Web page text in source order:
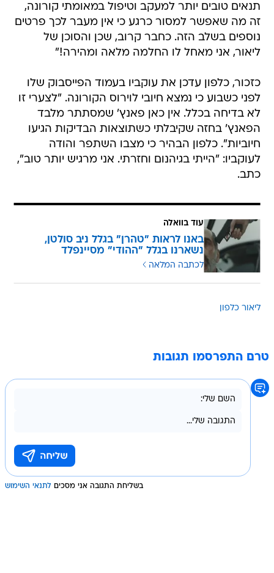
תנאים טובים יותר למעקב וטיפול במאומתי קורונה,
זה מה שאפשר למסור כרגע כי אין מעבר לכך פרטים
נוספים בשלב הזה. כחבר קרוב, שכן והסוכן של
ליאור, אני מאחל לו החלמה מלאה ומהירה!"
כזכור, כלפון עדכן את עוקביו בעמוד הפייסבוק שלו
לפני כשבוע כי נמצא חיובי לוירוס הקורונה. "לצערי זו
לא בדיחה בכלל. אין כאן פאנץ' שמסתתר מלבד
הפאנץ' בחזה שקיבלתי כשתוצאות הבדיקות הגיעו
חיוביות". כלפון הבהיר כי מצבו השתפר והודה
לעוקביו: "הייתי בגיהנום וחזרתי. אני מרגיש יותר טוב",
כתב.
עוד בוואלה
באנו לראות "טהרן" בגלל ניב סולטן,
נשארנו בגלל "ההודי" מסיינפלד
לכתבה המלאה
ליאור כלפון
טרם התפרסמו תגובות
בשליחת התגובה אני מסכים לתנאי השימוש